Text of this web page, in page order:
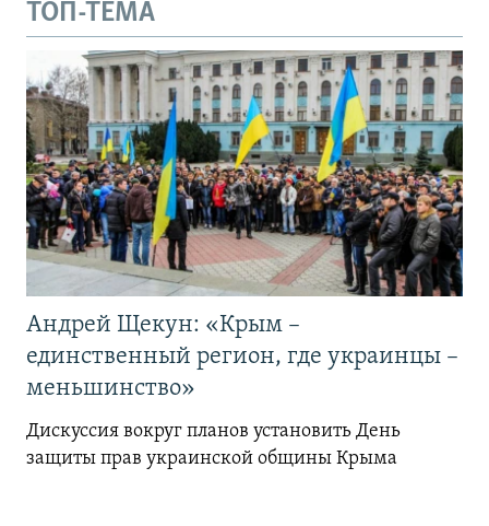
ТОП-ТЕМА
Андрей Щекун: «Крым –
единственный регион, где украинцы –
меньшинство»
Дискуссия вокруг планов установить День
защиты прав украинской общины Крыма